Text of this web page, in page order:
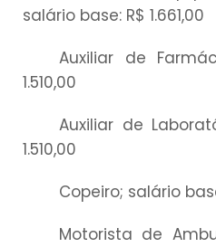
salário base: R$ 1.661,00
Auxiliar de
1.510,00
Auxiliar de
1.510,00
Copeiro; salário
Motorista de